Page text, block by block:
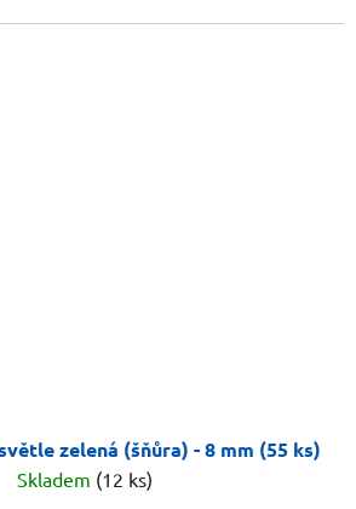
zelená (šňůra) - 8 mm (55 ks)
Skladem (12 ks)